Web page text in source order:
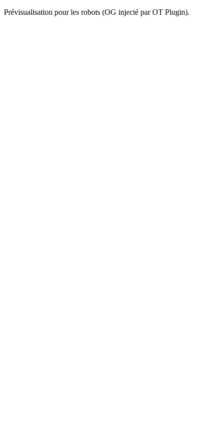
Prévisualisation pour les robots (OG injecté par OT Plugin).